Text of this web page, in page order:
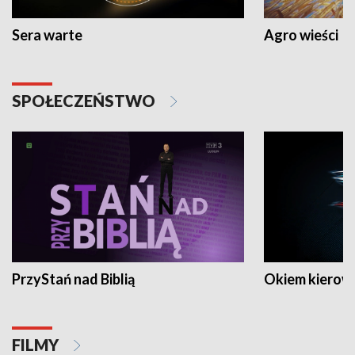
Sera warte Agro wieści
SPOŁECZEŃSTWO
PrzyStań nad Biblią Okiem
FILMY